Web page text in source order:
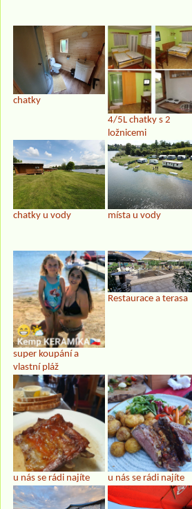
chatky
4/5L chatky s 2
ložnicemi
chatky u vody místa u vody
super koupání a
vlastní pláž
Restaurace a terasa
u nás se rádi najíte u nás se rádi najíte